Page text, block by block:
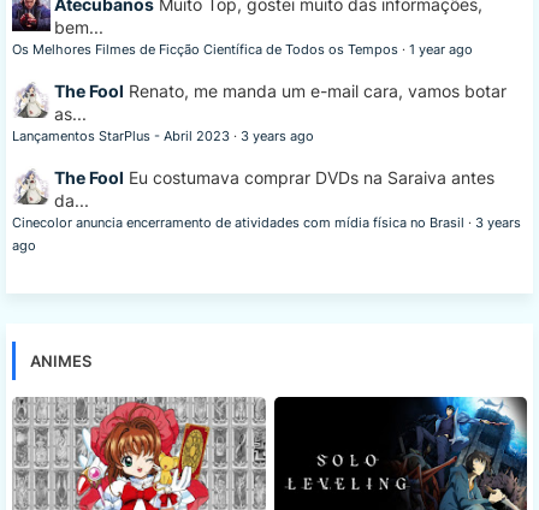
Atecubanos Muito Top, gostei muito das informações,
bem...
Os Melhores Filmes de Ficção Científica de Todos os Tempos · 1 year ago
The Fool Renato, me manda um e-mail cara, vamos botar
as...
Lançamentos StarPlus - Abril 2023 · 3 years ago
The Fool Eu costumava comprar DVDs na Saraiva antes
da...
Cinecolor anuncia encerramento de atividades com mídia física no Brasil · 3 years
ago
ANIMES